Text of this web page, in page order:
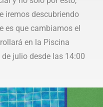
iremos descubriendo
es que cambiamos el
en la Piscina
julio desde las 14:00